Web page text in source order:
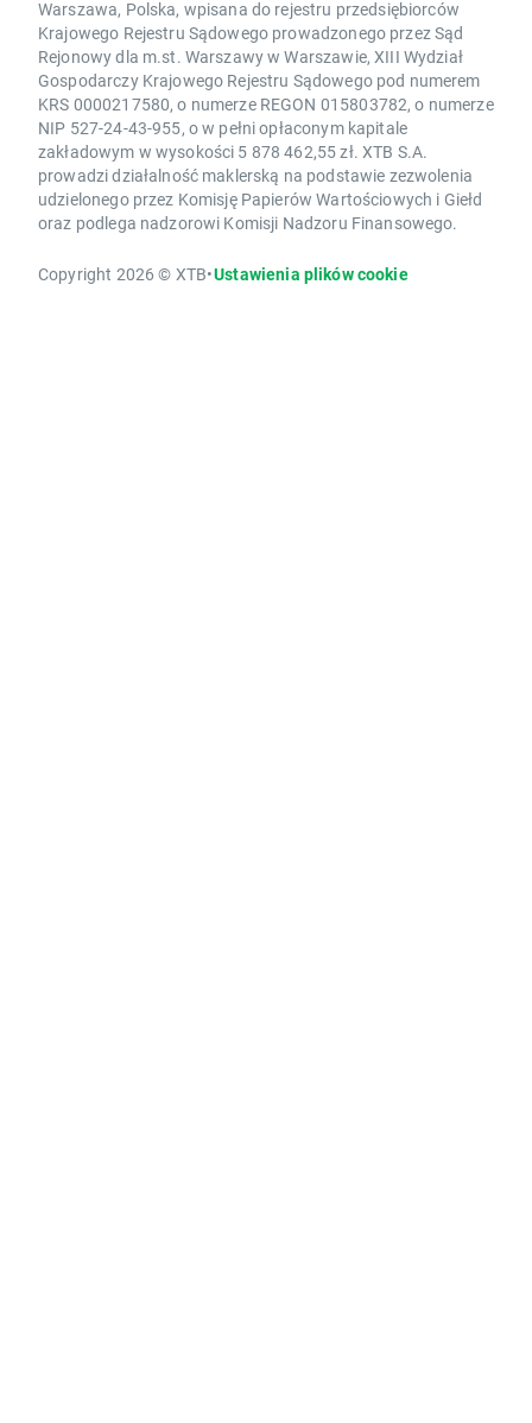
Warszawa, Polska, wpisana do rejestru przedsiębiorców
Krajowego Rejestru Sądowego prowadzonego przez Sąd
Rejonowy dla m.st. Warszawy w Warszawie, XIII Wydział
Gospodarczy Krajowego Rejestru Sądowego pod numerem
KRS 0000217580, o numerze REGON 015803782, o numerze
NIP 527-24-43-955, o w pełni opłaconym kapitale
zakładowym w wysokości 5 878 462,55 zł. XTB S.A.
prowadzi działalność maklerską na podstawie zezwolenia
udzielonego przez Komisję Papierów Wartościowych i Giełd
oraz podlega nadzorowi Komisji Nadzoru Finansowego.
Copyright 2026 © XTB•Ustawienia plików cookie